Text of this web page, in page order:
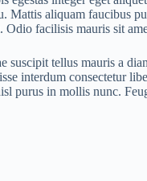
aliquam faucibus
facilisis mauris sit
tellus mauris a
interdum consectetur
purus in mollis nunc.